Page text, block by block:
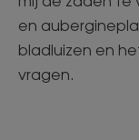
en
bladluizen en
vragen.